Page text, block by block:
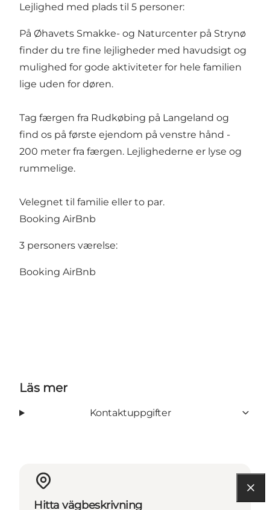
Lejlighed med plads til 5 personer:
På Øhavets Smakke- og Naturcenter på Strynø
finder du tre fine lejligheder med havudsigt og
mulighed for gode aktiviteter for hele familien
lige uden for døren.
Tag færgen fra Rudkøbing på Langeland og
find os på første ejendom på venstre hånd -
200 meter fra færgen. Lejlighederne er lyse og
rummelige.
Velegnet til familie eller to par.
Booking AirBnb
3 personers værelse:
Booking AirBnb
Läs mer
Kontaktuppgifter
Hitta vägbeskrivning